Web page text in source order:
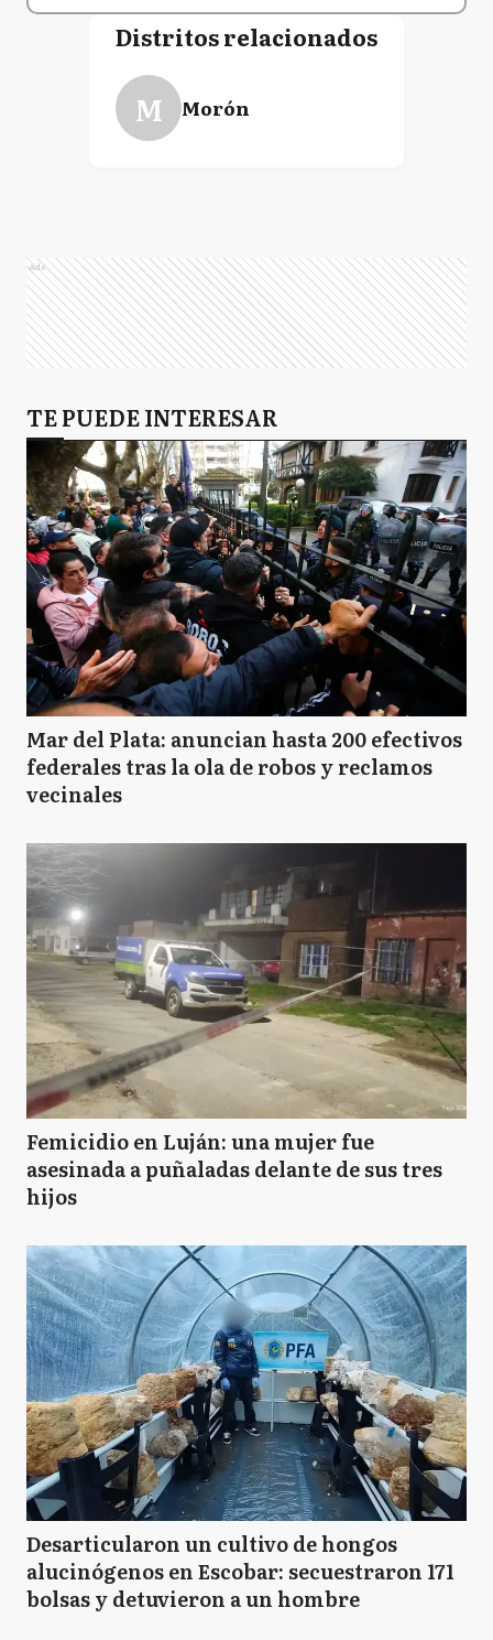
Distritos relacionados
M Morón
Ads
TE PUEDE INTERESAR
Mar del Plata: anuncian hasta 200 efectivos
federales tras la ola de robos y reclamos
vecinales
Femicidio en Luján: una mujer fue
asesinada a puñaladas delante de sus tres
hijos
Desarticularon un cultivo de hongos
alucinógenos en Escobar: secuestraron 171
bolsas y detuvieron a un hombre